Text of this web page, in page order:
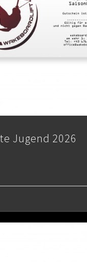
Jugend 2026